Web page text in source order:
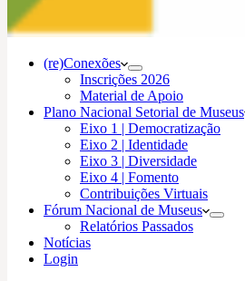
(re)Conexões
Inscrições 2026
Material de Apoio
Plano Nacional Setorial de Museus
Eixo 1 | Democratização
Eixo 2 | Identidade
Eixo 3 | Diversidade
Eixo 4 | Fomento
Contribuições Virtuais
Fórum Nacional de Museus
Relatórios Passados
Notícias
Login